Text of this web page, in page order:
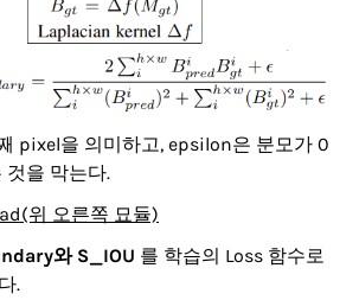
pixel을 의미하고, epsilon은 분모가 0
것을 막는다.
위 오른쪽 묘듈)
와 S_IOU 를 학습의 Loss 함수로
.